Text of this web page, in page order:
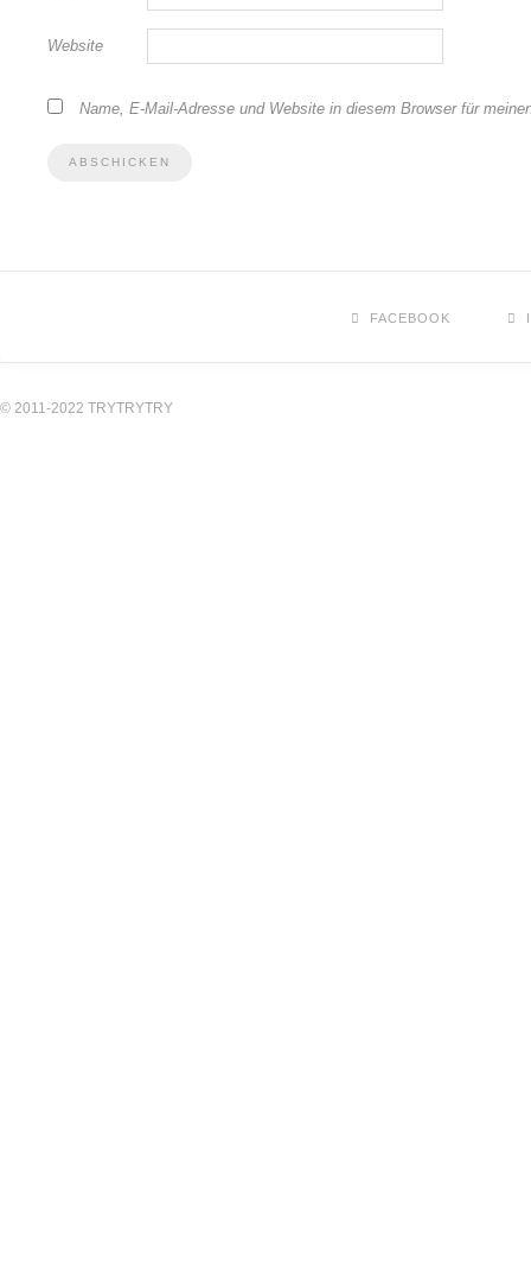
Website
Name, E-Mail-Adresse und Website in diesem Browser für
FACEBOOK
© 2011-2022 TRYTRYTRY